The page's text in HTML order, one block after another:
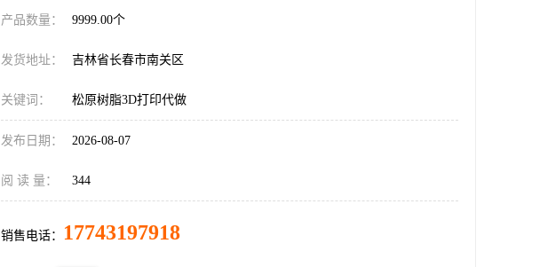
产品数量： 9999.00个
发货地址： 吉林省长春市南关区
关键词： 松原树脂3D打印代做
发布日期： 2026-08-07
阅 读 量： 344
销售电话： 17743197918